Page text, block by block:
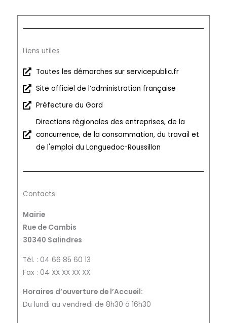
Liens utiles
Toutes les démarches sur servicepublic.fr
Site officiel de l’administration française
Préfecture du Gard
Directions régionales des entreprises, de la
concurrence, de la consommation, du travail et
de l'emploi du Languedoc-Roussillon
Contacts
Mairie
Rue de Cambis
30340 Salindres
Tél. : 04 66 85 60 13
Fax : 04 XX XX XX XX
Horaires d’ouverture de l’Accueil:
Du lundi au vendredi de 8h30 à 16h30